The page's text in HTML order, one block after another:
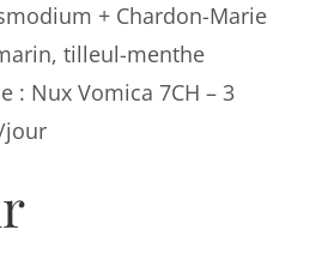
+ Chardon-Marie
tilleul-menthe
: Nux Vomica 7CH – 3
jour